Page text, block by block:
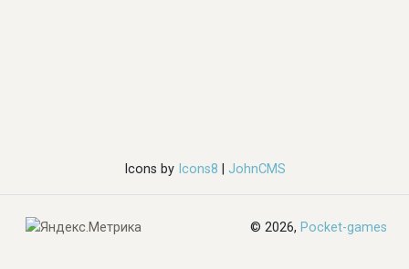
Icons byIcons8 JohnCMS
© 2026, Pocket-games